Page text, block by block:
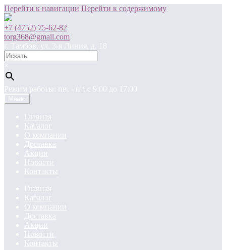
Перейти к навигации Перейти к содержимому
+7 (4752) 75-62-82
torg368@gmail.com
г. Тамбов, ул. 3-я Линия, д. 18
×
Режим работы: пн. - пт. c 9:00 до 17:00
Меню
Главная
Каталог
О компании
Доставка
Акции
Новости
Контакты
Главная
Каталог
О компании
Доставка
Акции
Новости
Контакты